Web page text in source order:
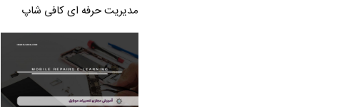
مدیریت حرفه ای کافی شاپ